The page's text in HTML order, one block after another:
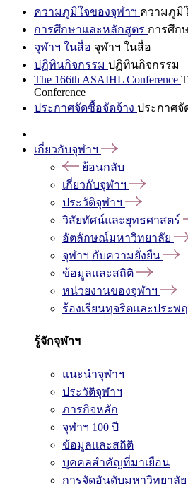
ความภูมิใจของจุฬาฯ ความภูมิ
การศึกษาและหลักสูตร การศึก
จุฬาฯ ในสื่อ จุฬาฯ ในสื่อ
ปฏิทินกิจกรรม ปฏิทินกิจกรรม
The 166th ASAIHL Conference
Conference
ประกาศจัดซื้อจัดจ้าง ประกาศจั
เกี่ยวกับจุฬาฯ
ย้อนกลับ
เกี่ยวกับจุฬาฯ
ประวัติจุฬาฯ
วิสัยทัศน์และยุทธศาสตร์
อัตลักษณ์มหาวิทยาลัย
จุฬาฯ กับความยั่งยืน
ข้อมูลและสถิติ
หน่วยงานของจุฬาฯ
ร้องเรียนทุจริตและประพ
รู้จักจุฬาฯ
แนะนำจุฬาฯ
ประวัติจุฬาฯ
ภารกิจหลัก
จุฬาฯ 100 ปี
ข้อมูลและสถิติ
บุคคลสำคัญที่มาเยือน
การจัดอันดับมหาวิทยาลัย